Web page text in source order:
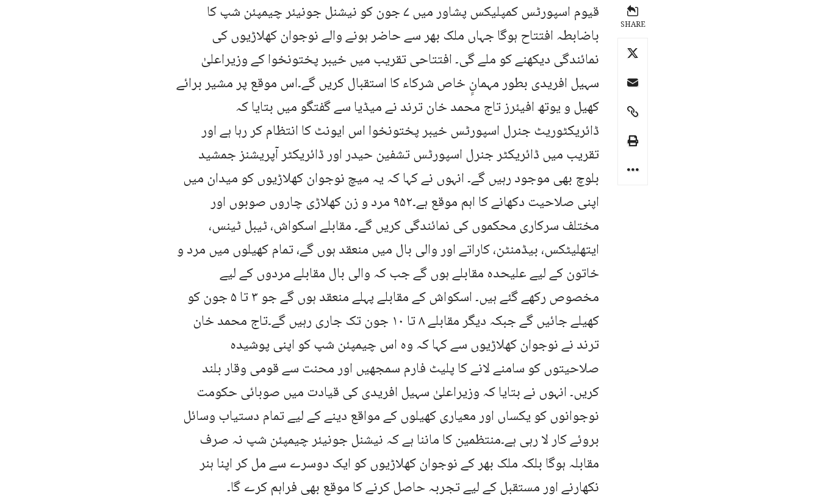
SHARE
قیوم اسپورٹس کمپلیکس پشاور میں ۷ جون کو نیشنل جونیئر چیمپئن شپ کا
باضابطہ افتتاح ہوگا جہاں ملک بھر سے حاضر ہونے والے نوجوان کھلاڑیوں کی
نمائندگی دیکھنے کو ملے گی۔ افتتاحی تقریب میں خیبر پختونخوا کے وزیراعلیٰ
سہیل افریدی بطور مہمانِِ خاص شرکاء کا استقبال کریں گے۔اس موقع پر مشیر برائے
کھیل و یوتھ افیئرز تاج محمد خان ترند نے میڈیا سے گفتگو میں بتایا کہ
ڈائریکٹوریٹ جنرل اسپورٹس خیبر پختونخوا اس ایونٹ کا انتظام کر رہا ہے اور
تقریب میں ڈائریکٹر جنرل اسپورٹس تشفین حیدر اور ڈائریکٹر آپریشنز جمشید
بلوچ بھی موجود رہیں گے۔ انہوں نے کہا کہ یہ میچ نوجوان کھلاڑیوں کو میدان میں
اپنی صلاحیت دکھانے کا اہم موقع ہے۔۹۵۲ مرد و زن کھلاڑی چاروں صوبوں اور
مختلف سرکاری محکموں کی نمائندگی کریں گے۔ مقابلے اسکواش، ٹیبل ٹینس،
ایتھلیٹکس، بیڈمنٹن، کاراتے اور والی بال میں منعقد ہوں گے، تمام کھیلوں میں مرد و
خاتون کے لیے علیحدہ مقابلے ہوں گے جب کہ والی بال مقابلے مردوں کے لیے
مخصوص رکھے گئے ہیں۔ اسکواش کے مقابلے پہلے منعقد ہوں گے جو ۳ تا ۵ جون کو
کھیلے جائیں گے جبکہ دیگر مقابلے ۸ تا ۱۰ جون تک جاری رہیں گے۔تاج محمد خان
ترند نے نوجوان کھلاڑیوں سے کہا کہ وہ اس چیمپئن شپ کو اپنی پوشیدہ
صلاحیتوں کو سامنے لانے کا پلیٹ فارم سمجھیں اور محنت سے قومی وقار بلند
کریں۔ انہوں نے بتایا کہ وزیراعلیٰ سہیل افریدی کی قیادت میں صوبائی حکومت
نوجوانوں کو یکساں اور معیاری کھیلوں کے مواقع دینے کے لیے تمام دستیاب وسائل
بروئے کار لا رہی ہے۔منتظمین کا ماننا ہے کہ نیشنل جونیئر چیمپئن شپ نہ صرف
مقابلہ ہوگا بلکہ ملک بھر کے نوجوان کھلاڑیوں کو ایک دوسرے سے مل کر اپنا ہنر
نکھارنے اور مستقبل کے لیے تجربہ حاصل کرنے کا موقع بھی فراہم کرے گا۔